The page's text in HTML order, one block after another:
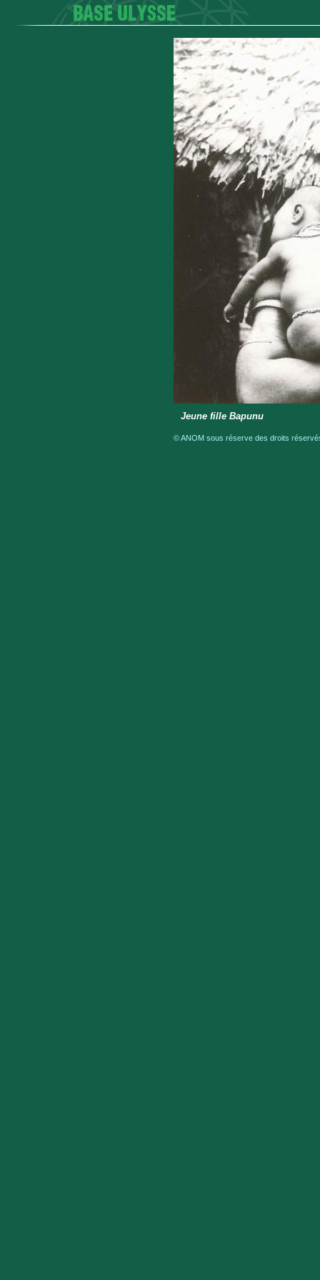
Jeune fille Bapunu
© ANOM sous réserve des droits